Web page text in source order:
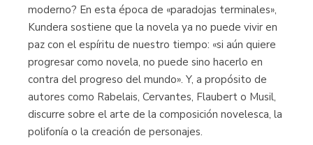
moderno? En esta época de «paradojas terminales»,
Kundera sostiene que la novela ya no puede vivir en
paz con el espíritu de nuestro tiempo: «si aún quiere
progresar como novela, no puede sino hacerlo en
contra del progreso del mundo». Y, a propósito de
autores como Rabelais, Cervantes, Flaubert o Musil,
discurre sobre el arte de la composición novelesca, la
polifonía o la creación de personajes.